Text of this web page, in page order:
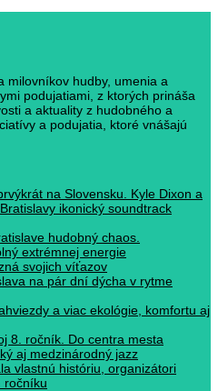
milovníkov hudby, umenia a
podujatiami, z ktorých prináša
a aktuality z hudobného a
a podujatia, ktoré vnášajú
na Slovensku. Kyle Dixon a
ikonický soundtrack
hudobný chaos.
extrémnej energie
svojich víťazov
na pár dní dýcha v rytme
a viac ekológie, komfortu aj
8. ročník. Do centra mesta
aj medzinárodný jazz
vlastnú históriu, organizátori
ročníku